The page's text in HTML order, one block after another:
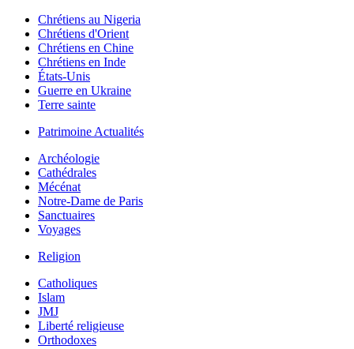
Chrétiens au Nigeria
Chrétiens d'Orient
Chrétiens en Chine
Chrétiens en Inde
États-Unis
Guerre en Ukraine
Terre sainte
Patrimoine Actualités
Archéologie
Cathédrales
Mécénat
Notre-Dame de Paris
Sanctuaires
Voyages
Religion
Catholiques
Islam
JMJ
Liberté religieuse
Orthodoxes